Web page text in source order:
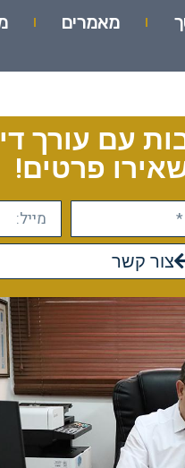
מאמרים
עם עורך
פרטים!
צור קשר